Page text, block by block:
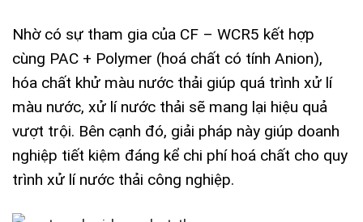
Nhờ có sự tham gia của CF – WCR5 kết hợp
cùng PAC + Polymer (hoá chất có tính Anion),
hóa chất khử màu nước thải giúp quá trình xử lí
màu nước, xử lí nước thải sẽ mang lại hiệu quả
vượt trội. Bên cạnh đó, giải pháp này giúp doanh
nghiệp tiết kiệm đáng kể chi phí hoá chất cho quy
trình xử lí nước thải công nghiệp.